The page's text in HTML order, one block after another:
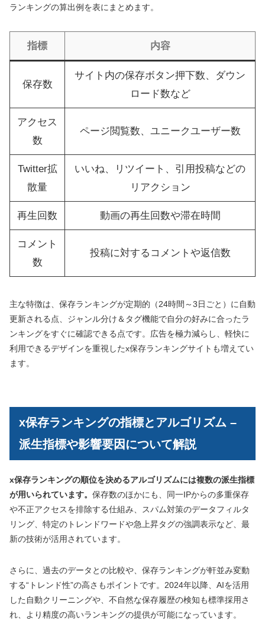
ランキングの算出例を表にまとめます。
指標 内容
保存数
サイト内の保存ボタン押下数、ダウン
ロード数など
アクセス
数
ページ閲覧数、ユニークユーザー数
Twitter拡
散量
いいね、リツイート、引用投稿などの
リアクション
再生回数 動画の再生回数や滞在時間
コメント
数
投稿に対するコメントや返信数
主な特徴は、保存ランキングが定期的（24時間～3日ごと）に自動
更新される点、ジャンル分け＆タグ機能で自分の好みに合ったラ
ンキングをすぐに確認できる点です。広告を極力減らし、軽快に
利用できるデザインを重視したx保存ランキングサイトも増えてい
ます。
x保存ランキングの指標とアルゴリズム –
派生指標や影響要因について解説
x保存ランキングの順位を決めるアルゴリズムには複数の派生指標
が用いられています。 保存数のほかにも、同一IPからの多重保存
や不正アクセスを排除する仕組み、スパム対策のデータフィルタ
リング、特定のトレンドワードや急上昇タグの強調表示など、最
新の技術が活用されています。
さらに、過去のデータとの比較や、保存ランキングが軒並み変動
する“トレンド性”の高さもポイントです。2024年以降、AIを活用
した自動クリーニングや、不自然な保存履歴の検知も標準採用さ
れ、より精度の高いランキングの提供が可能になっています。